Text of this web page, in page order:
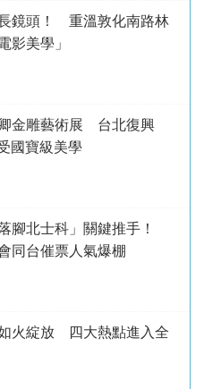
鏡頭！ 重溫敦化南路林
影美學」
金雕藝術展 台北復興
國寶級美學
腳北士科」關鍵推手！
同台催票人氣爆棚
火綻放 四大熱點進入全